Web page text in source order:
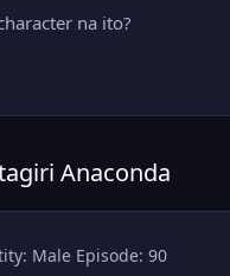
na ito?
Anaconda
Male Episode: 90